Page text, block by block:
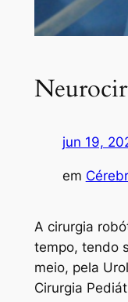
jun 19,
em
A cirurgia
tempo, tendo
meio, pela
Cirurgia